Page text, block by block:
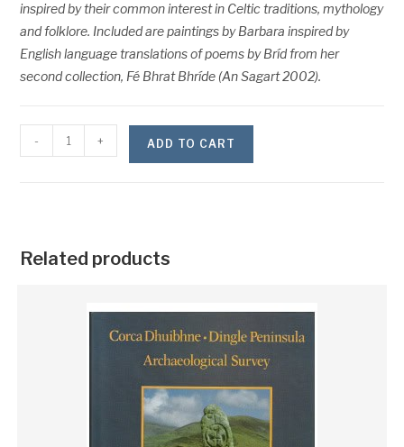
inspired by their common interest in Celtic traditions, mythology
and folklore. Included are paintings by Barbara inspired by
English language translations of poems by Bríd from her
second collection, Fé Bhrat Bhríde (An Sagart 2002).
- + ADD TO CART
Related products